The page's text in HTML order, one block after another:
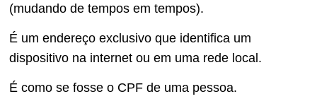
(mudando de tempos em tempos).
É um endereço exclusivo que identifica um
dispositivo na internet ou em uma rede local.
É como se fosse o CPF de uma pessoa.